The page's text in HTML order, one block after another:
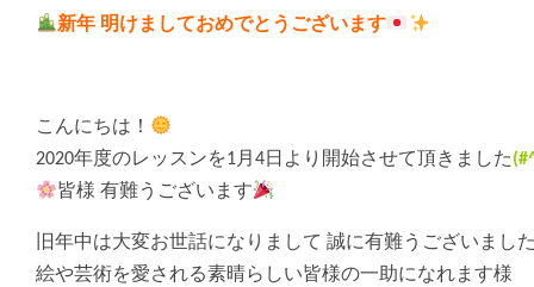
新年 明けましておめでとうございます
こんにちは！
2020年度のレッスンを1月4日より開始させて頂きました
皆様 有難うございます
旧年中は大変お世話になりまして 誠に有難うございました
絵や芸術を愛される素晴らしい皆様の一助になれます様